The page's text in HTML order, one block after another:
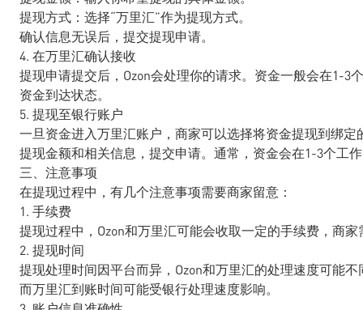
提现方式：选择“万里汇”作为提现方式。
确认信息无误后，提交提现申请。
4. 在万里汇确认接收
提现申请提交后，Ozon会处理你的请求。资金一般会在1-
资金到达状态。
5. 提现至银行账户
一旦资金进入万里汇账户，商家可以选择将资金提现到绑
提现金额和相关信息，提交申请。通常，资金会在1-3个工
三、注意事项
在提现过程中，有几个注意事项需要商家留意：
1. 手续费
提现过程中，Ozon和万里汇可能会收取一定的手续费，商
2. 提现时间
提现处理时间因平台而异，Ozon和万里汇的处理速度可能
而万里汇到账时间可能受银行处理速度影响。